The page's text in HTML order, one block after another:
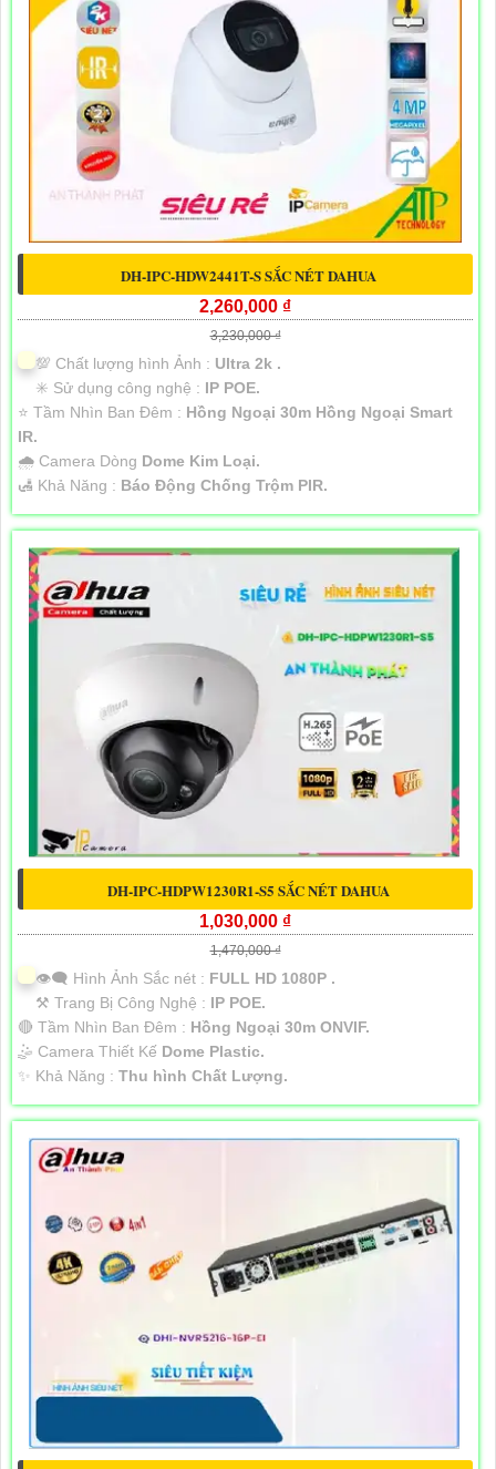
DH-IPC-HDW2441T-S SẮC NÉT DAHUA
2,260,000 ₫
3,230,000 ₫
💯 Chất lượng hình Ảnh : Ultra 2k .
✳️ Sử dụng công nghệ : IP POE.
⭐ Tầm Nhìn Ban Đêm : Hồng Ngoại 30m Hồng Ngoại Smart
IR.
🌧️ Camera Dòng Dome Kim Loại.
️🛃 Khả Năng : Báo Động Chống Trộm PIR.
DH-IPC-HDPW1230R1-S5 SẮC NÉT DAHUA
1,030,000 ₫
1,470,000 ₫
👁️‍🗨 Hình Ảnh Sắc nét : FULL HD 1080P .
⚒ Trang Bị Công Nghệ : IP POE.
🔴 Tầm Nhìn Ban Đêm : Hồng Ngoại 30m ONVIF.
🤹 Camera Thiết Kế Dome Plastic.
️✨ Khả Năng : Thu hình Chất Lượng.